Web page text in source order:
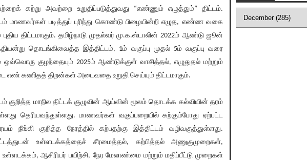
கற்று அவற்றை உறுதிப்படுத்துவது “எண்ணும் எழுத்தும்” திட்டம்.
மாணவர்கள் படித்துப் புரிந்து கொண்டு பிழையின்றி எழுத, எண்ண வகை
புதிய திட்டமாகும். தமிழ்நாடு முதல்வர் மு.க.ஸ்டாலின் 2022ம் ஆண்டு ஜூன்
தொடங்கிவைத்த இத்திட்டம், 1ம் வகுப்பு முதல் 5ம் வகுப்பு வரை
ஒவ்வொரு குழந்தையும் 2025ம் ஆண்டுக்குள் வாசித்தல், எழுதுதல் மற்றும்
எண் கணிதத் திறன்கள் அடைவதை உறுதி செய்யும் திட்டமாகும்.
குறித்த மாநில திட்டக் குழுவின் ஆய்வின் மூலம் தொடக்க கல்வியின் தரம்
தெரியவந்துள்ளது. மாணவர்கள் வகுப்பறையில் கற்கும்போது ஏற்பட்ட
நீங்கி குறித்த நேரத்தில் கற்பதற்கு இத்திட்டம் வழிவகுத்துள்ளது.
உள்ளடக்கத்தைச் சீரமைத்தல், கற்பித்தல் அணுகுமுறைகள்,
ஆசிரியர் பயிற்சி, நேர மேலாண்மை மற்றும் மதிப்பீட்டு முறைகள்